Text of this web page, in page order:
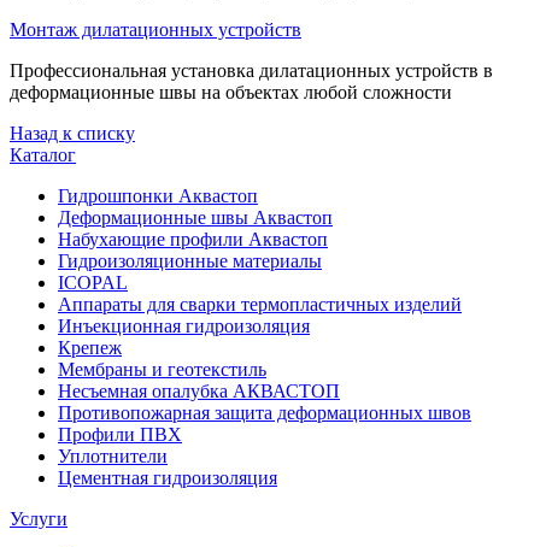
Монтаж дилатационных устройств
Профессиональная установка дилатационных устройств в
деформационные швы на объектах любой сложности
Назад к списку
Каталог
Гидрошпонки Аквастоп
Деформационные швы Аквастоп
Набухающие профили Аквастоп
Гидроизоляционные материалы
ICOPAL
Аппараты для сварки термопластичных изделий
Инъекционная гидроизоляция
Крепеж
Мембраны и геотекстиль
Несъемная опалубка АКВАСТОП
Противопожарная защита деформационных швов
Профили ПВХ
Уплотнители
Цементная гидроизоляция
Услуги